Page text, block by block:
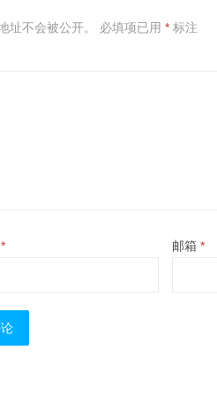
址不会被公开。 必填项已用 * 标注
* 邮箱 *